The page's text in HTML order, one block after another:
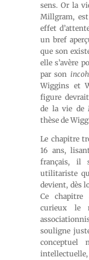
sens. Or la
Millgram, est
effet
un bref
que son
elle s’avère
par son
Wiggins et
figure
de la vie de
thèse de
Le chapitre
16 ans,
français, il
utilitariste
devient, dès
Ce chapitre
curieux le
souligne
conceptuel